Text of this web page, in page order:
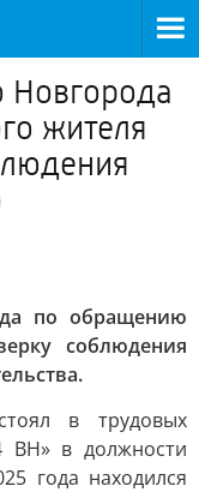
Новгорода
жителя
по обращению
соблюдения
в трудовых
в должности
года находился